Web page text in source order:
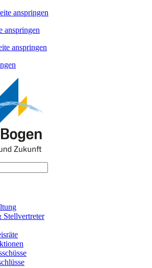
anspringen
anspringen
anspringen
Stellvertreter